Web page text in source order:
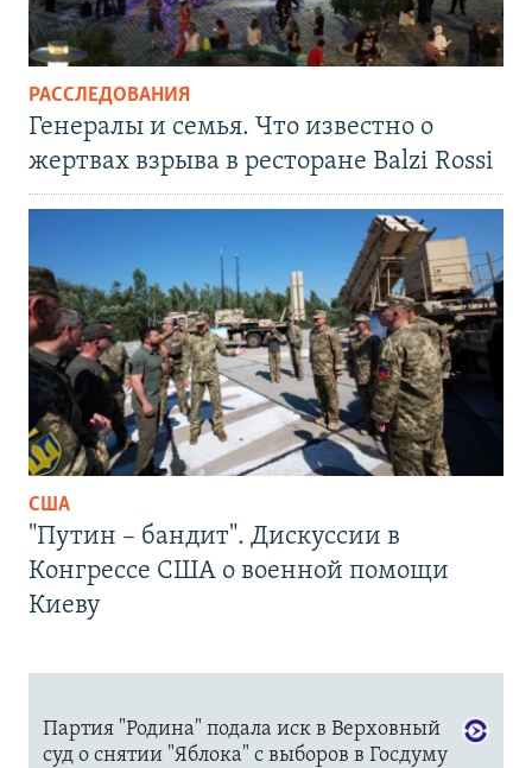
РАССЛЕДОВАНИЯ
Генералы и семья. Что известно о
жертвах взрыва в ресторане Balzi Rossi
США
"Путин – бандит". Дискуссии в
Конгрессе США о военной помощи
Киеву